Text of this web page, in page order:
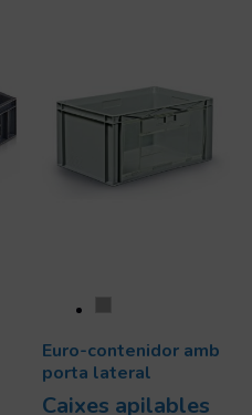
Euro-contenidor amb
porta lateral
Caixes apilables